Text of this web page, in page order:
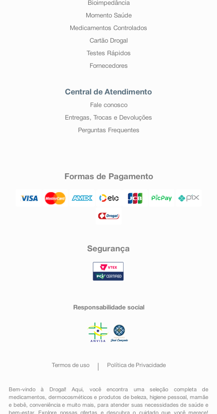
Bioimpedância
Momento Saúde
Medicamentos Controlados
Cartão Drogal
Testes Rápidos
Fornecedores
Central de Atendimento
Fale conosco
Entregas, Trocas e Devoluções
Perguntas Frequentes
Formas de Pagamento
Segurança
Responsabilidade social
Termos de uso Política de Privacidade
Bem-vindo à Drogal! Aqui, você encontra uma seleção completa de
medicamentos , dermocosméticos e produtos de beleza, higiene pessoal ,mamãe
e bebê, conveniênciae muito mais, para atender suas necessidades de saúde e
bem-estar. Explore nossas ofertas e descubra o cuidado que você merece!